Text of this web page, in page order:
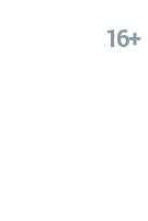
16+